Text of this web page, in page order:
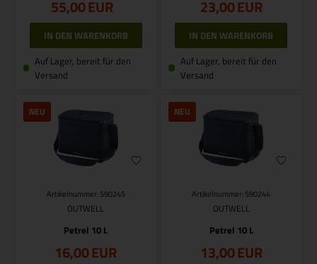
55,00EUR
Auf Lager, bereit für den
Versand
23,00EUR
Auf Lager, bereit für den
Versand
NEU
Artikelnummer: 590245
OUTWELL
Petrel 10 L
16,00EUR
NEU
Artikelnummer: 590244
OUTWELL
Petrel 10 L
13,00EUR